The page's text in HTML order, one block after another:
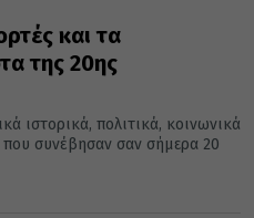
και τα
της 20ης
ιστορικά, πολιτικά, κοινωνικά
που συνέβησαν σαν σήμερα 20